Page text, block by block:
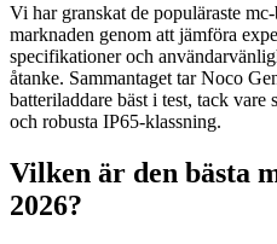
Vi har granskat de populäraste
marknaden genom att jämföra
specifikationer och
åtanke. Sammantaget tar Noco
batteriladdare bäst i test, tack
och robusta IP65-klassning.
Vilken är den bästa
2026?